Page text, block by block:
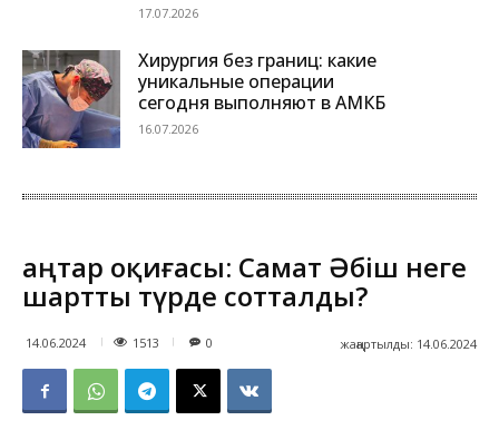
17.07.2026
Хирургия без границ: какие
уникальные операции
сегодня выполняют в АМКБ
16.07.2026